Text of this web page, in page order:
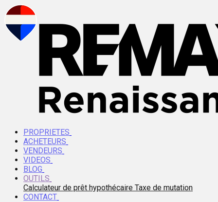
PROPRIETES
ACHETEURS
VENDEURS
VIDEOS
BLOG
OUTILS
Calculateur de prêt hypothécaire Taxe de mutation
CONTACT